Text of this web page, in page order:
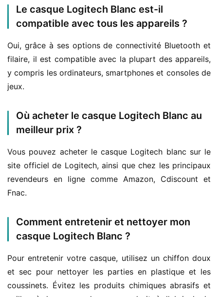
Le casque Logitech Blanc est-il
compatible avec tous les appareils ?
Oui, grâce à ses options de connectivité Bluetooth et
filaire, il est compatible avec la plupart des appareils,
y compris les ordinateurs, smartphones et consoles de
jeux.
Où acheter le casque Logitech Blanc au
meilleur prix ?
Vous pouvez acheter le casque Logitech blanc sur le
site officiel de Logitech, ainsi que chez les principaux
revendeurs en ligne comme Amazon, Cdiscount et
Fnac.
Comment entretenir et nettoyer mon
casque Logitech Blanc ?
Pour entretenir votre casque, utilisez un chiffon doux
et sec pour nettoyer les parties en plastique et les
coussinets. Évitez les produits chimiques abrasifs et